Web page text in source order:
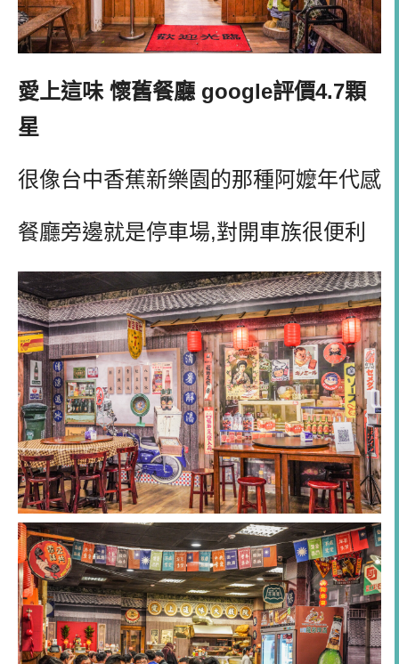
愛上這味 懷舊餐廳 google評價4.7顆
星
很像台中香蕉新樂園的那種阿嬤年代感
餐廳旁邊就是停車場,對開車族很便利